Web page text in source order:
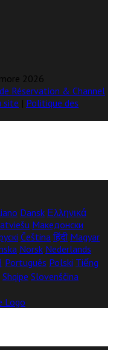
2026
Réservation & Channel
site | Politique des
Dansk Ελληνικά
Македонски
Čeština हिंदी Magyar
Norsk Nederlands
Português Polski Tiếng
Shqipe Slovenščina